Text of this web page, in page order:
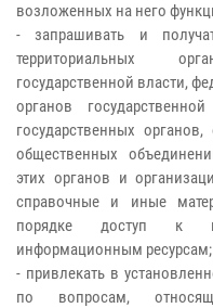
возложенных на него
- запрашивать и
территориальных
государственной власти,
органов
государственных
общественных
этих органов и
справочные и иные
порядке доступ к
информационным ресурсам;
- привлекать в
по вопросам,